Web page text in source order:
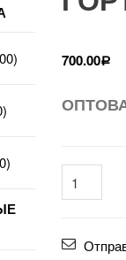
700.00Р